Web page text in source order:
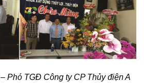
– Phó TGĐ Công ty CP Thủy điện A